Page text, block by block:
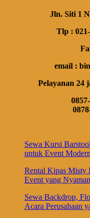
Jln. Siti 1
Tlp : 021-
email :
Pelayanan 24
Sewa Kursi
untuk Event
Rental Kipas Misty
Event yang
Sewa Backdrop,
Acara Perusahaan